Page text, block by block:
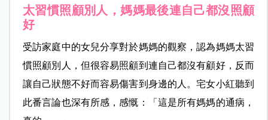
太習慣照顧別人，媽媽最後連自己都沒照顧
好
受訪家庭中的女兒分享對於媽媽的觀察，認為媽媽太習
慣照顧別人，但很容易照顧到連自己都沒有顧好，反而
讓自己狀態不好而容易傷害到身邊的人。宅女小紅聽到
此番言論也深有所感，感慨：「這是所有媽媽的通病，